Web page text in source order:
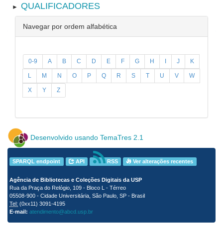
► QUALIFICADORES
Navegar por ordem alfabética
0-9 A B C D E F G H I J K
L M N O P Q R S T U V W
X Y Z
Desenvolvido usando TemaTres 2.1
SPARQL endpoint API RSS Ver alterações recentes
Agência de Bibliotecas e Coleções Digitais da USP
Rua da Praça do Relógio, 109 - Bloco L - Térreo
05508-900 - Cidade Universitária, São Paulo, SP - Brasil
Tel: (0xx11) 3091-4195
E-mail: atendimento@abcd.usp.br